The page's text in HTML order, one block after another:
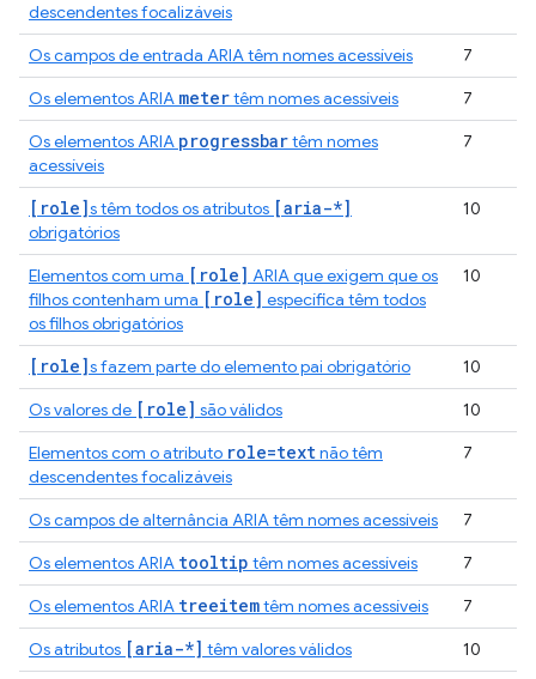
descendentes focalizáveis
Os campos de entrada ARIA têm nomes acessíveis
7
Os elementos ARIA metertêm nomes acessíveis
7
Os elementos ARIA progressbartêm nomes
acessíveis
7
[role]s têm todos os atributos [aria-*]
obrigatórios
10
Elementos com uma [role] ARIA que exigem que os
filhos contenham uma [role] específica têm todos
os filhos obrigatórios
10
[role]s fazem parte do elemento pai obrigatório
10
Os valores de [role] são válidos
10
Elementos com o atributo role=textnão têm
descendentes focalizáveis
7
Os campos de alternância ARIA têm nomes acessíveis
7
Os elementos ARIA tooltip têm nomes acessíveis
7
Os elementos ARIA treeitemtêm nomes acessíveis
7
Os atributos [aria-*] têm valores válidos
10